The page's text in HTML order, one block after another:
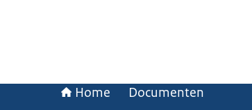
Home Documenten